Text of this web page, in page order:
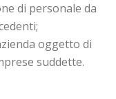
di personale da
oggetto di
suddette.